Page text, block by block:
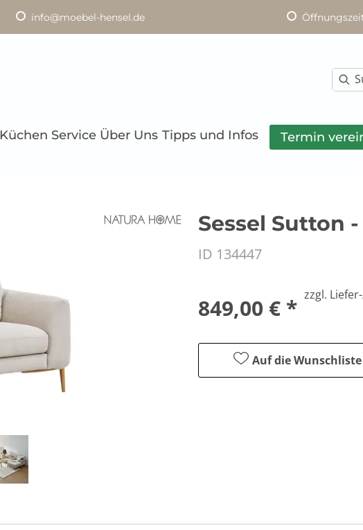
info@moebel-hensel.de
Küchen Service Über Uns Tipps und Infos Termin
Sessel Sutton
ID 134447
849,00 € * zzgl.
Auf die Wunschliste